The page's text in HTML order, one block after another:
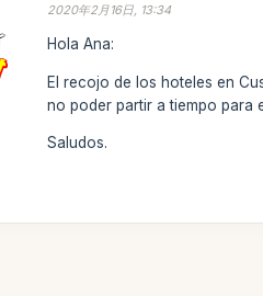
2020年2月16日, 13:34
Hola Ana:
El recojo de los hoteles en
no poder partir a tiempo para
Saludos.